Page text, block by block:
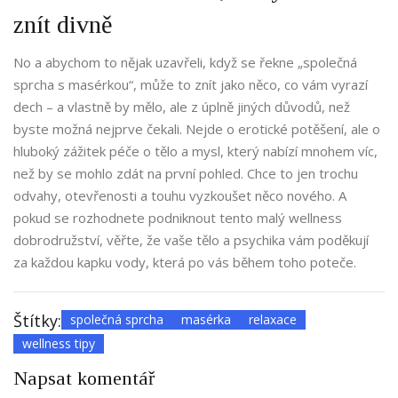
znít divně
No a abychom to nějak uzavřeli, když se řekne „společná
sprcha s masérkou“, může to znít jako něco, co vám vyrazí
dech – a vlastně by mělo, ale z úplně jiných důvodů, než
byste možná nejprve čekali. Nejde o erotické potěšení, ale o
hluboký zážitek péče o tělo a mysl, který nabízí mnohem víc,
než by se mohlo zdát na první pohled. Chce to jen trochu
odvahy, otevřenosti a touhu vyzkoušet něco nového. A
pokud se rozhodnete podniknout tento malý wellness
dobrodružství, věřte, že vaše tělo a psychika vám poděkují
za každou kapku vody, která po vás během toho poteče.
Štítky: společná sprcha masérka
relaxace
wellness tipy
Napsat komentář